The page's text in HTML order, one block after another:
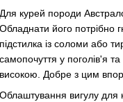
Для курей породи
Обладнати його потрібно
підстилка із соломи або
самопочуття у поголів'я
високою. Добре з цим
Облаштування вигулу для